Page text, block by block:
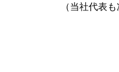
（当社代表も次期脳